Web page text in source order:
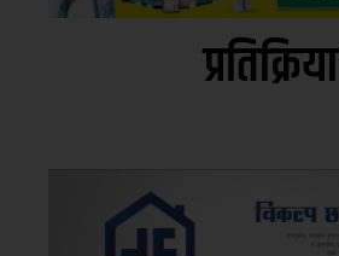
प्रतिक्रिया